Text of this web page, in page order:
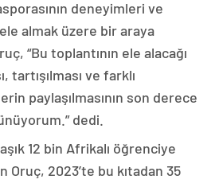
deneyimleri ve
almak üzere bir araya
“Bu toplantının ele alacağı
tartışılması ve farklı
paylaşılmasının son derece
dedi.
12 bin Afrikalı öğrenciye
2023’te bu kıtadan 35